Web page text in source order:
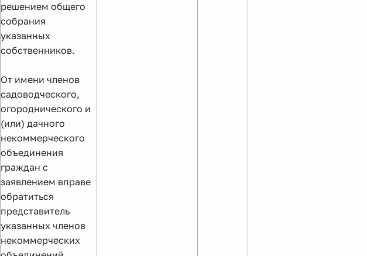
решением общего
собрания
указанных
собственников.
От имени членов
садоводческого,
огороднического и
(или) дачного
некоммерческого
объединения
граждан с
заявлением вправе
обратиться
представитель
указанных членов
некоммерческих